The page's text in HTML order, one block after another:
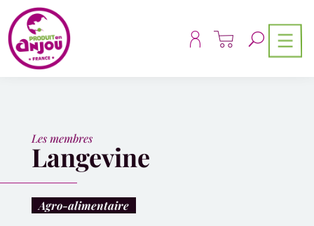
Les membres
Langevine
Agro-alimentaire
Panneau de gestion des cookies